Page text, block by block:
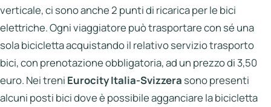
verticale, ci sono anche 2 punti di ricarica per le bici
elettriche. Ogni viaggiatore può trasportare con sé una
sola bicicletta acquistando il relativo servizio trasporto
bici, con prenotazione obbligatoria, ad un prezzo di 3,50
euro. Nei treni Eurocity Italia-Svizzera sono presenti
alcuni posti bici dove è possibile agganciare la bicicletta